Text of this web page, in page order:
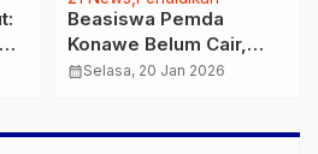
Beasiswa Pemda
Konawe Belum Cair,
Mahasiswa Terancam
calendar_monthSelasa, 20 Jan 2026